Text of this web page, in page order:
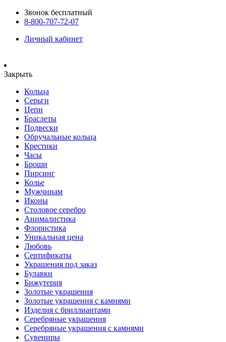
Звонок бесплатный
8-800-707-72-07
Личный кабинет
Закрыть
Кольца
Серьги
Цепи
Браслеты
Подвески
Обручальные кольца
Крестики
Часы
Броши
Пирсинг
Колье
Мужчинам
Иконы
Столовое серебро
Анималистика
Флористика
Уникальная цена
Любовь
Сертификаты
Украшения под заказ
Булавки
Бижутерия
Золотые украшения
Золотые украшения с камнями
Изделия с бриллиантами
Серебряные украшения
Серебряные украшения с камнями
Сувениры